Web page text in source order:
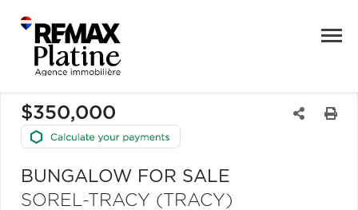
$350,000
BUNGALOW FOR SALE
SOREL-TRACY (TRACY)